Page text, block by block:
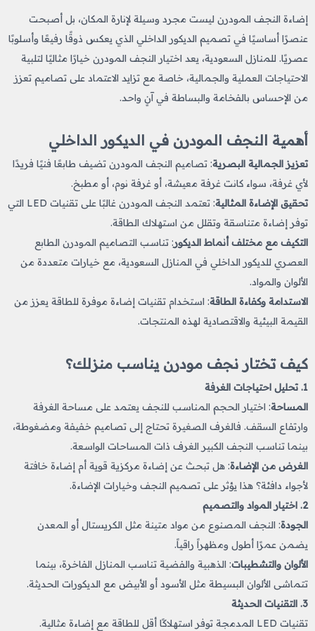
إضاءة النجف المودرن ليست مجرد وسيلة لإنارة المكان، بل أصبحت
عنصرًا أساسيًا في تصميم الديكور الداخلي الذي يعكس ذوقًا رفيعًا وأسلوبًا
عصريًا. للمنازل السعودية، يعد اختيار النجف المودرن خيارًا مثاليًا لتلبية
الاحتياجات العملية والجمالية، خاصة مع تزايد الاعتماد على تصاميم تعزز
من الإحساس بالفخامة والبساطة في آنٍ واحد.
أهمية النجف المودرن في الديكور الداخلي
تعزيز الجمالية البصرية: تصاميم النجف المودرن تضيف طابعًا فنيًا فريدًا
لأي غرفة، سواء كانت غرفة معيشة، أو غرفة نوم، أو مطبخ.
تحقيق الإضاءة المثالية
: تعتمد النجف المودرن غالبًا على تقنيات LED التي
توفر إضاءة متناسقة وتقلل من استهلاك الطاقة.
التكيف مع مختلف أنماط الديكور: تناسب التصاميم المودرن الطابع
العصري للديكور الداخلي في المنازل السعودية، مع خيارات متعددة من
الألوان والمواد.
الاستدامة وكفاءة الطاقة: استخدام تقنيات إضاءة موفرة للطاقة يعزز من
القيمة البيئية والاقتصادية لهذه المنتجات.
كيف تختار نجف مودرن يناسب منزلك؟
1. تحليل احتياجات الغرفة
المساحة: اختيار الحجم المناسب للنجف يعتمد على مساحة الغرفة
وارتفاع السقف. فالغرف الصغيرة تحتاج إلى تصاميم خفيفة ومضغوطة،
بينما تناسب النجف الكبير الغرف ذات المساحات الواسعة.
الغرض من الإضاءة: هل تبحث عن إضاءة مركزية قوية أم إضاءة خافتة
لأجواء دافئة؟ هذا يؤثر على تصميم النجف وخيارات الإضاءة.
2. اختيار المواد والتصميم
الجودة: النجف المصنوع من مواد متينة مثل الكريستال أو المعدن
يضمن عمرًا أطول ومظهراً راقياً.
الألوان والتشطيبات: الذهبية والفضية تناسب المنازل الفاخرة، بينما
تتماشى الألوان البسيطة مثل الأسود أو الأبيض مع الديكورات الحديثة.
3. التقنيات الحديثة
تقنيات LED المدمجة توفر استهلاكًا أقل للطاقة مع إضاءة مثالية.